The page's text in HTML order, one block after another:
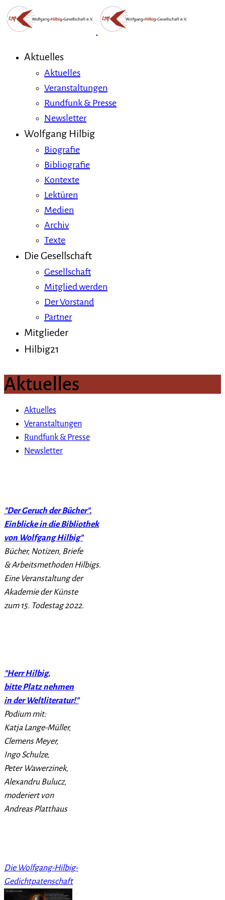
Aktuelles
Aktuelles
Veranstaltungen
Rundfunk & Presse
Newsletter
Wolfgang Hilbig
Biografie
Bibliografie
Kontexte
Lektüren
Medien
Archiv
Texte
Die Gesellschaft
Gesellschaft
Mitglied werden
Der Vorstand
Partner
Mitglieder
Hilbig21
Aktuelles
Aktuelles
Veranstaltungen
Rundfunk & Presse
Newsletter
"Der Geruch der Bücher".
Einblicke in die Bibliothek
von Wolfgang Hilbig"
Bücher, Notizen, Briefe
& Arbeitsmethoden Hilbigs.
Eine Veranstaltung der
Akademie der Künste
zum 15. Todestag 2022.
"Herr Hilbig,
bitte Platz nehmen
in der Weltliteratur!"
Podium mit:
Katja Lange-Müller,
Clemens Meyer,
Ingo Schulze,
Peter Wawerzinek,
Alexandru Bulucz,
moderiert von
Andreas Platthaus
Die Wolfgang-Hilbig-
Gedichtpatenschaft